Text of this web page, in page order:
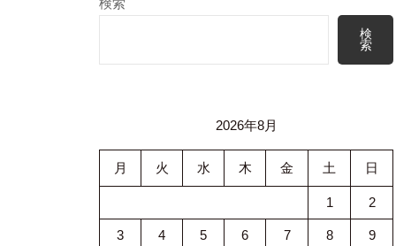
検
索
2026年8月
月 火 水 木 金 土 日
1 2
3 4 5 6 7 8 9